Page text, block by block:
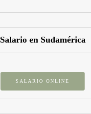
Salario en Sudamérica
SALARIO ONLINE